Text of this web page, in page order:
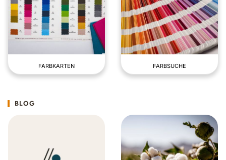
FARBKARTEN FARBSUCHE
BLOG